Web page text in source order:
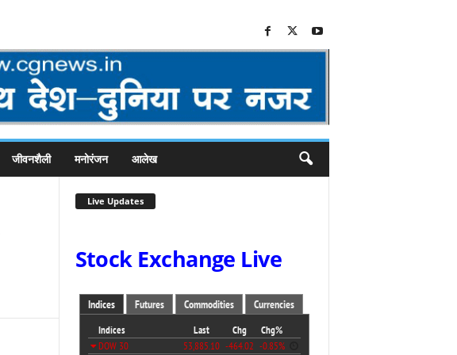
जीवनशैली मनोरंजन आलेख
Live Updates
Stock Exchange Live